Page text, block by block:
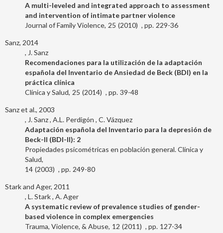
A multi-leveled and integrated approach to assessment
and intervention of intimate partner violence
Journal of Family Violence 25 2010 229-36
Sanz, 2014
J. Sanz
Recomendaciones para la utilización de la adaptación
española del Inventario de Ansiedad de Beck (BDI) en la
práctica clínica
Clínica y Salud 25 2014 39-48
Sanz et al., 2003
J. Sanz A.L. Perdigón C. Vázquez
Adaptación española del Inventario para la depresión de
Beck-II (BDI-II): 2
Propiedades psicométricas en población general. Clínica y
Salud
14 2003 249-80
Stark and Ager, 2011
L. Stark A. Ager
A systematic review of prevalence studies of gender-
based violence in complex emergencies
Trauma, Violence, & Abuse 12 2011 127-34